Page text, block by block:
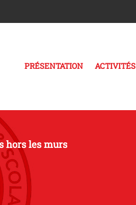
PRÉSENTATION ACTIVITÉS
hors les murs